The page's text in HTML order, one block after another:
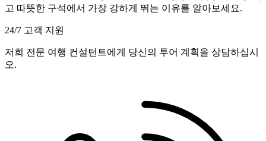
고 따뜻한 구석에서 가장 강하게 뛰는 이유를 알아보세요.
24/7 고객 지원
저희 전문 여행 컨설턴트에게 당신의 투어 계획을 상담하십시
오.